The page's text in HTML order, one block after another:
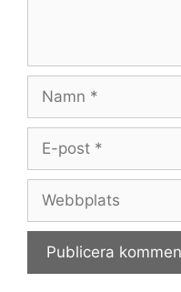
Namn
Webbplats